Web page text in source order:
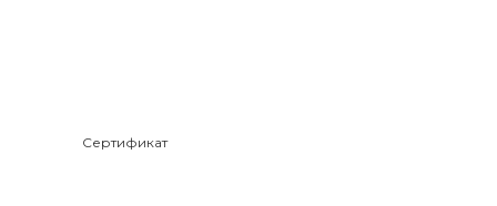
Сертификат